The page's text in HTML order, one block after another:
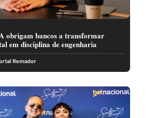
obrigam bancos a transformar
em disciplina de engenharia
Remador